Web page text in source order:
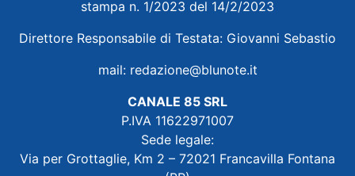
stampa n. 1/2023 del 14/2/2023
Direttore Responsabile di Testata: Giovanni Sebastio
mail: redazione@blunote.it
CANALE 85 SRL
P.IVA 11622971007
Sede legale:
Via per Grottaglie, Km 2 – 72021 Francavilla Fontana